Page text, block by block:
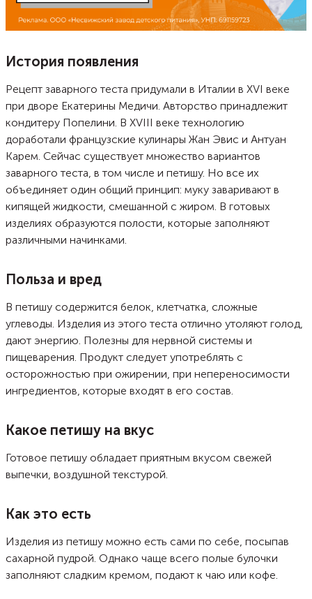
История появления
Рецепт заварного теста придумали в Италии в XVI веке
при дворе Екатерины Медичи. Авторство принадлежит
кондитеру Попелини. В XVIII веке технологию
доработали французские кулинары Жан Эвис и Антуан
Карем. Сейчас существует множество вариантов
заварного теста, в том числе и петишу. Но все их
объединяет один общий принцип: муку заваривают в
кипящей жидкости, смешанной с жиром. В готовых
изделиях образуются полости, которые заполняют
различными начинками.
Польза и вред
В петишу содержится белок, клетчатка, сложные
углеводы. Изделия из этого теста отлично утоляют голод,
дают энергию. Полезны для нервной системы и
пищеварения. Продукт следует употреблять с
осторожностью при ожирении, при непереносимости
ингредиентов, которые входят в его состав.
Какое петишу на вкус
Готовое петишу обладает приятным вкусом свежей
выпечки, воздушной текстурой.
Как это есть
Изделия из петишу можно есть сами по себе, посыпав
сахарной пудрой. Однако чаще всего полые булочки
заполняют сладким кремом, подают к чаю или кофе.